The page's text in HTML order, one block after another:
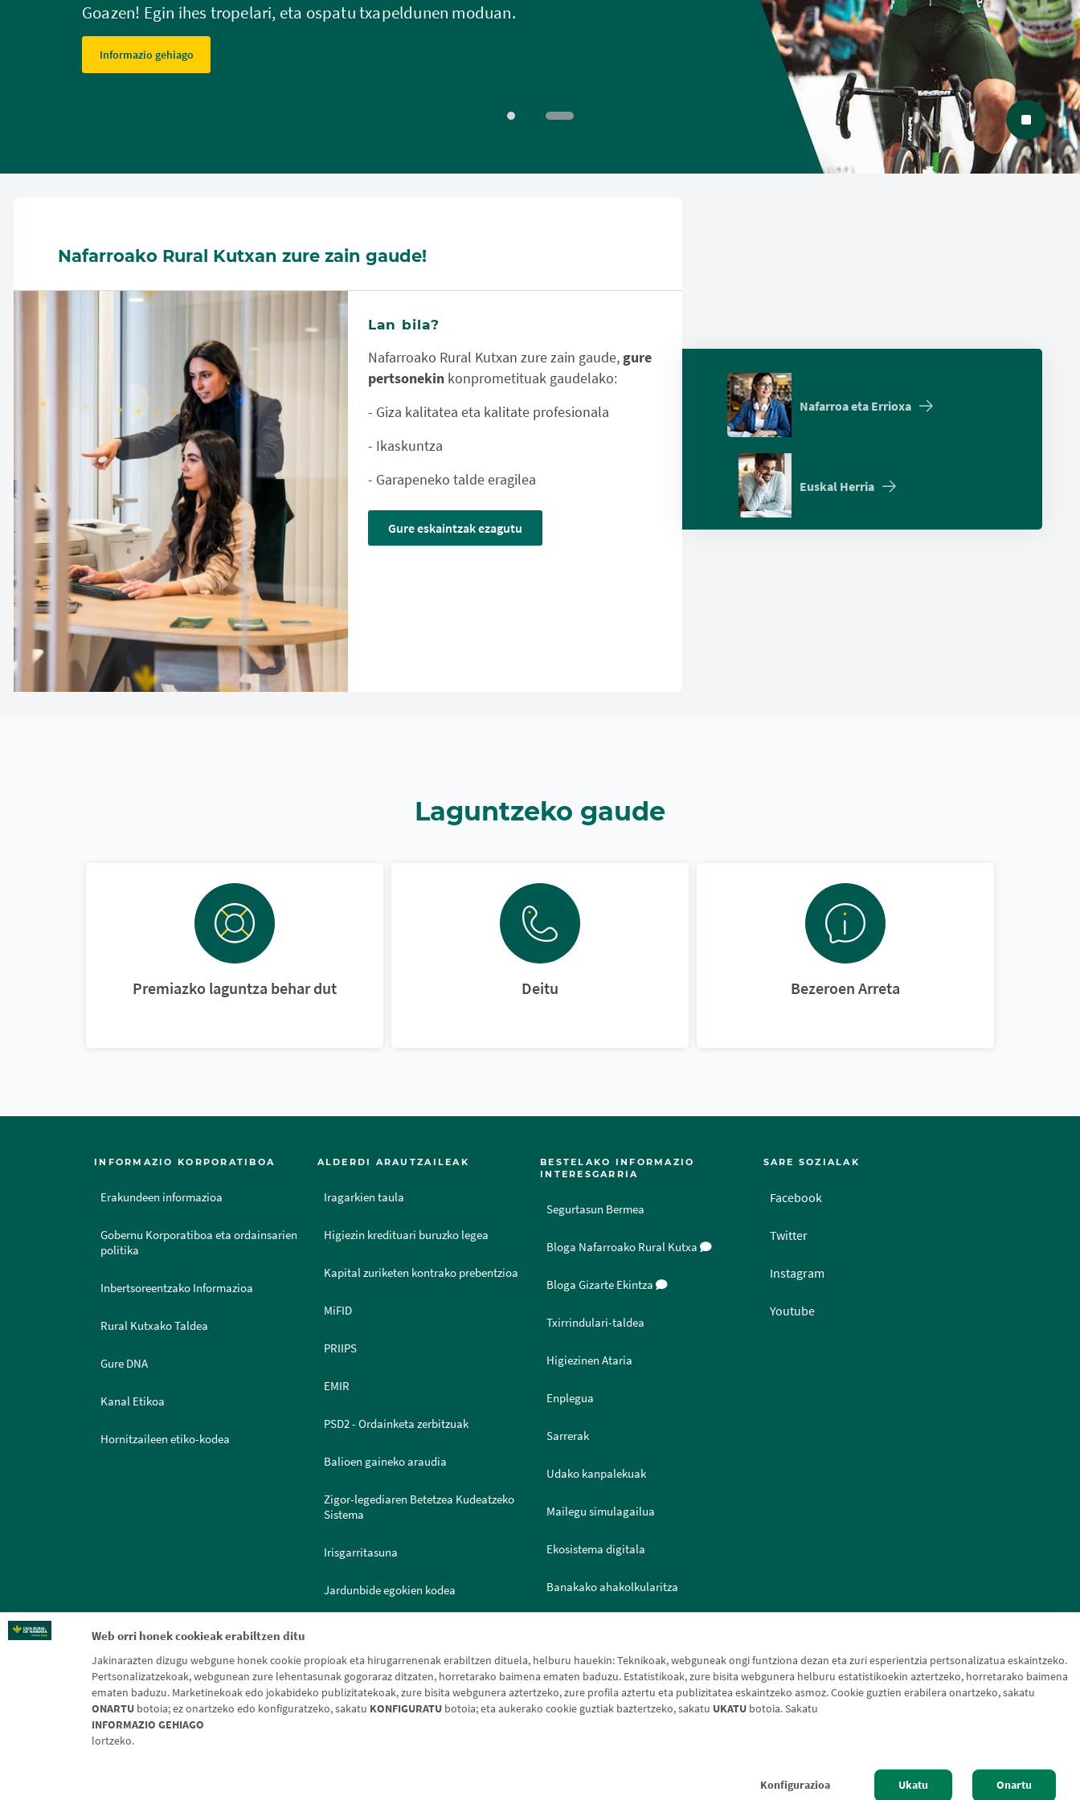
Web orri honek cookieak erabiltzen ditu
Jakinarazten dizugu webgune honek cookie propioak eta hirugarrenenak erabiltzen dituela, helburu hauekin: Teknikoak, webguneak ongi funtziona dezan eta zuri esperientzia pertsonalizatua eskaintzeko.
Pertsonalizatzekoak, webgunean zure lehentasunak gogoraraz ditzaten, horretarako baimena ematen baduzu. Estatistikoak, zure bisita webgunera helburu estatistikoekin aztertzeko, horretarako baimena
ematen baduzu. Marketinekoak edo jokabideko publizitatekoak, zure bisita webgunera aztertzeko, zure profila aztertu eta publizitatea eskaintzeko asmoz. Cookie guztien erabilera onartzeko, sakatu
ONARTU botoia; ez onartzeko edo konfiguratzeko, sakatu KONFIGURATU botoia; eta aukerako cookie guztiak baztertzeko, sakatu UKATU botoia. Sakatu
INFORMAZIO GEHIAGO
lortzeko.
Konfigurazioa Ukatu Onartu
Goazen! Egin ihes tropelari, eta ospatu txapeldunen moduan.
Informazio gehiago
Nafarroako Rural Kutxan zure zain gaude!
Lan bila?
Nafarroako Rural Kutxan zure zain gaude, gure
pertsonekin konprometituak gaudelako:
- Giza kalitatea eta kalitate profesionala
- Ikaskuntza
- Garapeneko talde eragilea
Gure eskaintzak ezagutu
Nafarroa eta Errioxa
Euskal Herria
Laguntzeko gaude
Premiazko laguntza behar dut Deitu Bezeroen Arreta
INFORMAZIO KORPORATIBOA
Erakundeen informazioa
Gobernu Korporatiboa eta ordainsarien
politika
Inbertsoreentzako Informazioa
Rural Kutxako Taldea
Gure DNA
Kanal Etikoa
Hornitzaileen etiko-kodea
ALDERDI ARAUTZAILEAK
Iragarkien taula
Higiezin kredituari buruzko legea
Kapital zuriketen kontrako prebentzioa
MiFID
PRIIPS
EMIR
PSD2 - Ordainketa zerbitzuak
Balioen gaineko araudia
Zigor-legediaren Betetzea Kudeatzeko
Sistema
Irisgarritasuna
Jardunbide egokien kodea
BESTELAKO INFORMAZIO
INTERESGARRIA
Segurtasun Bermea
Bloga Nafarroako Rural Kutxa
Bloga Gizarte Ekintza
Txirrindulari-taldea
Higiezinen Ataria
Enplegua
Sarrerak
Udako kanpalekuak
Mailegu simulagailua
Ekosistema digitala
Banakako ahakolkularitza
SARE SOZIALAK
Facebook
Twitter
Instagram
Youtube